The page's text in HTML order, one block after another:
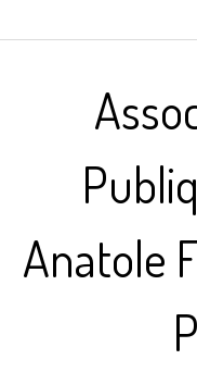
Anatole